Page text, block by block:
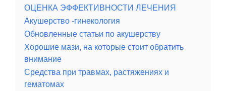
ОЦЕНКА ЭФФЕКТИВНОСТИ ЛЕЧЕНИЯ
Акушерство -гинекология
Обновленные статьи по акушерству
Хорошие мази, на которые стоит обратить
внимание
Средства при травмах, растяжениях и
гематомах